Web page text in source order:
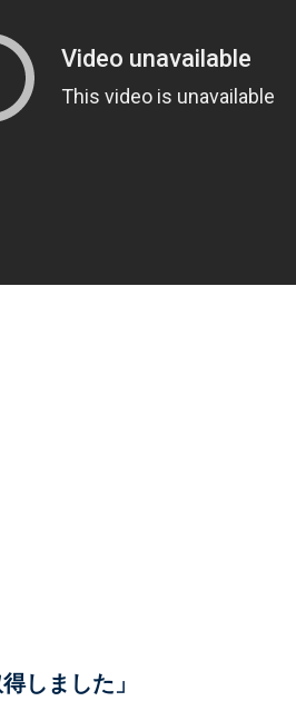
しました」